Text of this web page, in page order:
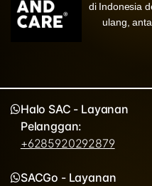
di Indonesia
ulang,
Halo SAC - Layanan
Pelanggan:
+6285920292879
SACGo - Layanan